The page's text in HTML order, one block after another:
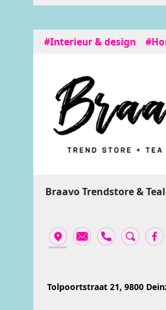
#Interieur & design
Braavo Trendstore &
Tolpoortstraat 21, 9800